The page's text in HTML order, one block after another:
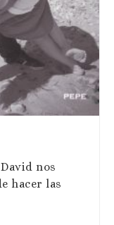
David nos
hacer las